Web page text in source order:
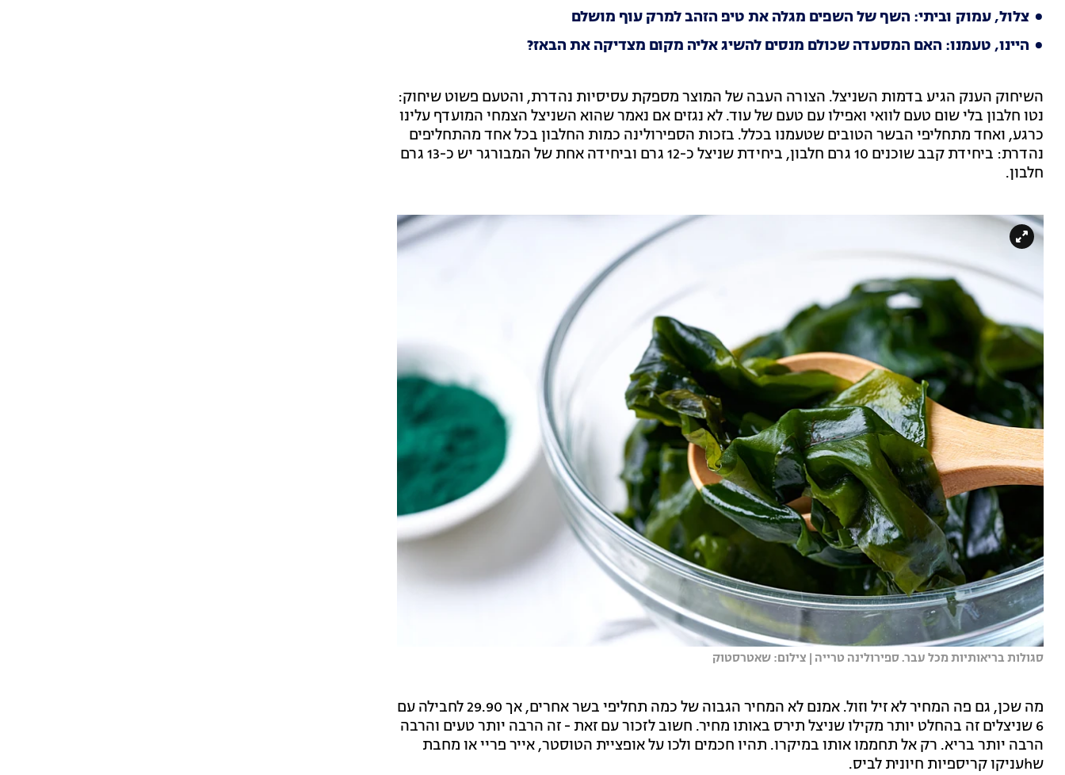
צלול, עמוק וביתי: השף של השפים מגלה את טיפ הזהב למרק עוף מושלם
היינו, טעמנו: האם המסעדה שכולם מנסים להשיג אליה מקום מצדיקה את הבאז?
השיחוק הענק הגיע בדמות השניצל. הצורה העבה של המוצר מספקת עסיסיות נהדרת, והטעם פשוט שיחוק:
נטו חלבון בלי שום טעם לוואי ואפילו עם טעם של עוד. לא נגזים אם נאמר שהוא השניצל הצמחי המועדף עלינו
כרגע, ואחד מתחליפי הבשר הטובים שטעמנו בכלל. בזכות הספירולינה כמות החלבון בכל אחד מהתחליפים
נהדרת: ביחידת קבב שוכנים 10 גרם חלבון, ביחידת שניצל כ-12 גרם וביחידה אחת של המבורגר יש כ-13 גרם
חלבון.
סגולות בריאותיות מכל עבר. ספירולינה טרייה | צילום: שאטרסטוק
מה שכן, גם פה המחיר לא זיל וזול. אמנם לא המחיר הגבוה של כמה תחליפי בשר אחרים, אך 29.90 לחבילה עם
6 שניצלים זה בהחלט יותר מקילו שניצל תירס באותו מחיר. חשוב לזכור עם זאת - זה הרבה יותר טעים והרבה
הרבה יותר בריא. רק אל תחממו אותו במיקרו. תהיו חכמים ולכו על אופציית הטוסטר, אייר פריי או מחבת
שhעניקו קריספיות חיונית לביס.